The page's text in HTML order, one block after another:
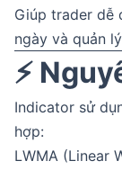
Giúp trader dễ
ngày và quản
⚡
Indicator sử
hợp:
LWMA (Linear